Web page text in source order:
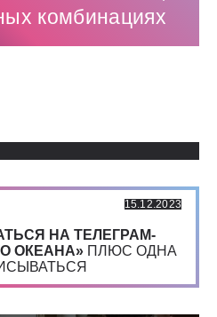
комбинациях
15.12.2023
НА ТЕЛЕГРАМ-
ОКЕАНА» ПЛЮС ОДНА